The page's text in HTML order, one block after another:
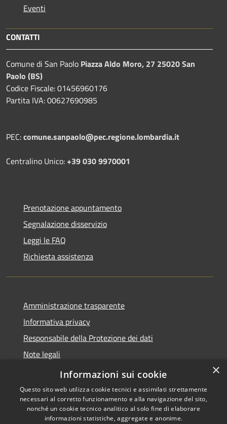
Eventi
CONTATTI
Comune di San Paolo Piazza Aldo Moro, 27 25020 San
Paolo (BS)
Codice Fiscale: 01456960176
Partita IVA: 00627690985
PEC:comune.sanpaolo@pec.regione.lombardia.it
Centralino Unico:+39 030 9970001
Prenotazione appuntamento
Segnalazione disservizio
Leggi le FAQ
Richiesta assistenza
Amministrazione trasparente
Informativa privacy
Responsabile della Protezione dei dati
Note legali
Dichiarazione di accessibilità
Copyright © 2026 • Comune di
×
Informazioni sui cookie
Questo sito web utilizza cookie tecnici e assimilati strettamente
necessari al corretto funzionamento e alla navigazione del sito,
nonché un cookie tecnico analitico al solo fine di elaborare
informazioni statistiche, aggregate e anonime.